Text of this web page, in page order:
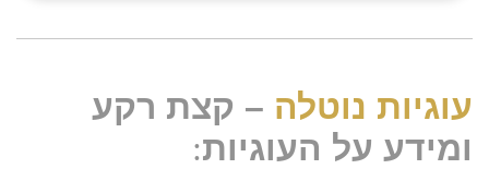
עוגיות נוטלה – קצת רקע
ומידע על העוגיות: